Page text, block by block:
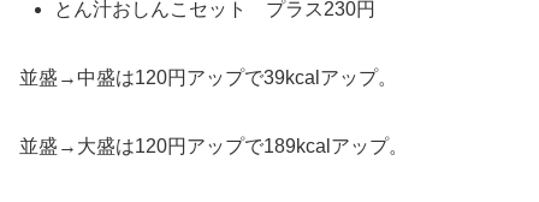
とん汁おしんこセット プラス230円
並盛→中盛は120円アップで39kcalアップ。
並盛→大盛は120円アップで189kcalアップ。